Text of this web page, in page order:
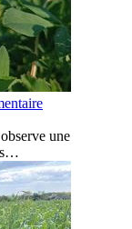
une